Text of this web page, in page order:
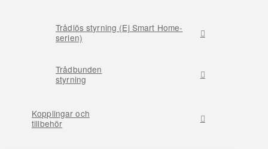
Trådlös styrning (Ej Smart Home-
serien)
Trådbunden
styrning
Kopplingar och
tillbehör